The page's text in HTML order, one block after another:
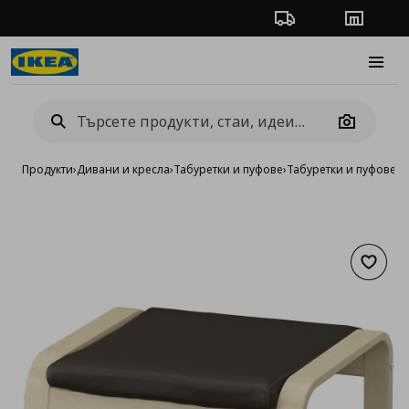
Проследяване на
Camera
Продукти›Дивани и кресла›Табуретки и пуфове›Табуретки и пуфове